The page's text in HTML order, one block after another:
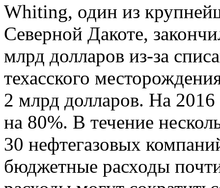
Whiting, один из
Северной Дакоте,
млрд долларов из-за
техасского
2 млрд долларов. На
на 80%. В течение
30 нефтегазовых
бюджетные расходы